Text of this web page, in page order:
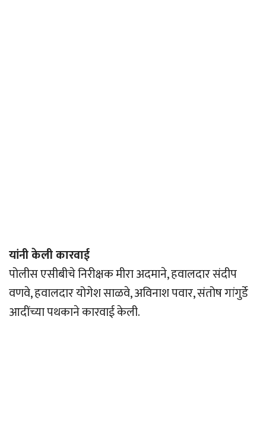
यांनी केली कारवाई
पोलीस एसीबीचे निरीक्षक मीरा अदमाने, हवालदार संदीप
वणवे, हवालदार योगेश साळवे, अविनाश पवार, संतोष गांगुर्डे
आदींच्या पथकाने कारवाई केली.